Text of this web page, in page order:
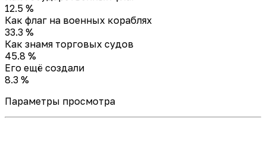
12.5 %
Как флаг на военных кораблях
33.3 %
Как знамя торговых судов
45.8 %
Его ещё создали
8.3 %
Параметры просмотра